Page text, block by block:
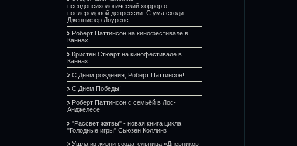
псевдопсихологический хоррор о
послеродовой депрессии. С ума сходит
Дженнифер Лоуренс
Роберт Паттинсон на кинофестивале в
Каннах
Кристен Стюарт на кинофестивале в
Каннах
С Днем рождения, Роберт Паттинсон!
С Днем Победы!
Роберт Паттинсон с семьёй в Лос-
Анджелесе
"Рассвет жатвы" - новая книга цикла
"Голодные игры" Сьюзен Коллинз
Ушла из жизни создательница «Дневников